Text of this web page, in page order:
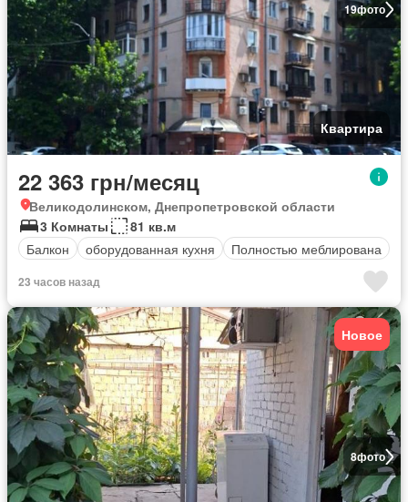
19фото
Квартира
22 363 грн/месяц
Великодолинском, Днепропетровской области
3 Комнаты
81 кв.м
Балкон
оборудованная кухня Полностью меблирована
23 часов назад
8фото
Новое